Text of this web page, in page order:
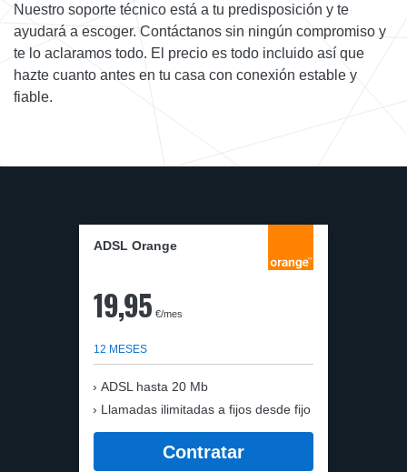
Nuestro soporte técnico está a tu predisposición y te
ayudará a escoger. Contáctanos sin ningún compromiso y
te lo aclaramos todo. El precio es todo incluido así que
hazte cuanto antes en tu casa con conexión estable y
fiable.
ADSL Orange
19,95 €/mes
12 MESES
ADSL hasta 20 Mb
Llamadas ilimitadas a fijos desde fijo
Contratar